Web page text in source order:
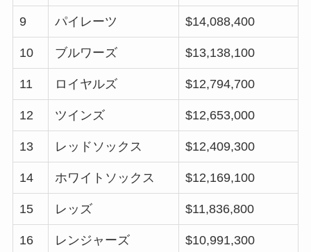
9 パイレーツ $14,088,400
10 ブルワーズ $13,138,100
11 ロイヤルズ $12,794,700
12 ツインズ $12,653,000
13 レッドソックス $12,409,300
14 ホワイトソックス $12,169,100
15 レッズ $11,836,800
16 レンジャーズ $10,991,300